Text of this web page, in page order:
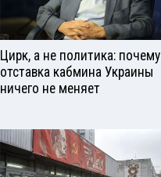
Цирк, а не политика: почему
отставка кабмина Украины
ничего не меняет